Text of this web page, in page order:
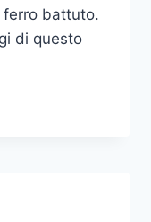
ferro battuto.
di questo